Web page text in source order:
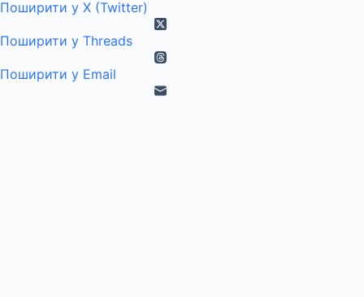
Поширити у X (Twitter)
Поширити у Threads
Поширити у Email